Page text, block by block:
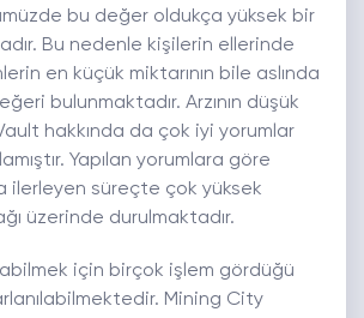
bu değer oldukça yüksek bir
Bu nedenle kişilerin ellerinde
en küçük miktarının bile aslında
bulunmaktadır. Arzının düşük
hakkında da çok iyi yorumlar
Yapılan yorumlara göre
ilerleyen süreçte çok yüksek
üzerinde durulmaktadır.
için birçok işlem gördüğü
Mining City